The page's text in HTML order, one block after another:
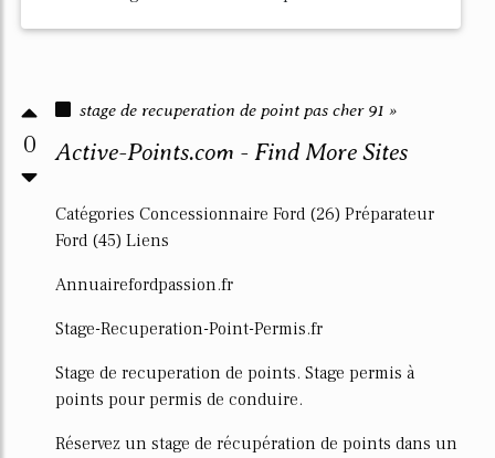
0
stage de recuperation de point pas cher 91 »
Active-Points.com - Find More Sites
Catégories Concessionnaire Ford (26) Préparateur
Ford (45) Liens
Annuairefordpassion.fr
Stage-Recuperation-Point-Permis.fr
Stage de recuperation de points. Stage permis à
points pour permis de conduire.
Réservez un stage de récupération de points dans un